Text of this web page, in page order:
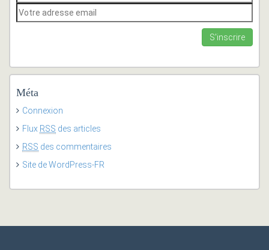
Méta
Connexion
Flux RSS des articles
RSS des commentaires
Site de WordPress-FR